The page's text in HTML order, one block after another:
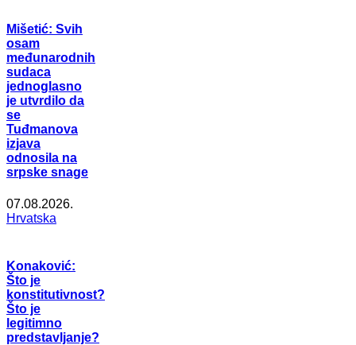
Mišetić: Svih
osam
međunarodnih
sudaca
jednoglasno
je utvrdilo da
se
Tuđmanova
izjava
odnosila na
srpske snage
07.08.2026.
Hrvatska
Konaković:
Što je
konstitutivnost?
Što je
legitimno
predstavljanje?